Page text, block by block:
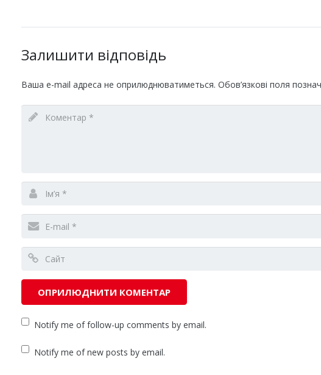
Залишити відповідь
Ваша e-mail адреса не оприлюднюватиметься. Обов’язкові поля
Notify me of follow-up comments by email.
Notify me of new posts by email.